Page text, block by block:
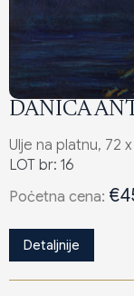
DANICA
Ulje na platnu, 72
LOT br: 16
Poċetna cena:
Detaljnije